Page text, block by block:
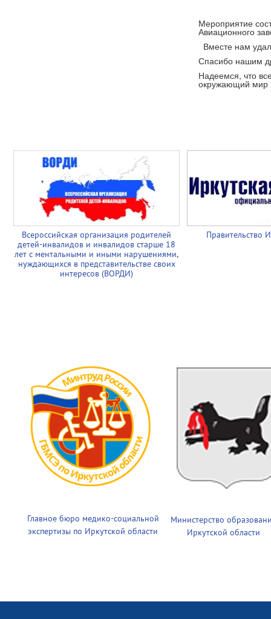
Мероприятие
Авиационного
Вместе нам
Спасибо нашим
Надеемся, что
окружающий мир
Всероссийская организация родителей
детей-инвалидов и инвалидов старше 18
лет с ментальными и иными нарушениями,
нуждающихся в представительстве своих
интересов (ВОРДИ)
Правительство
Главное бюро медико-социальной
экспертизы по Иркутской области
Министерство
Иркутской области